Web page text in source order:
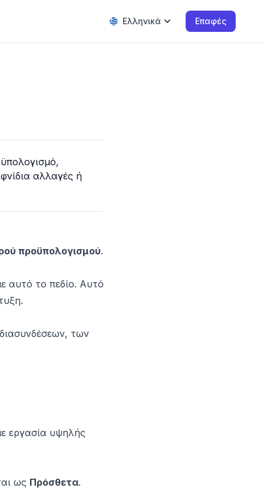
Ελληνικά Επαφές
αλλαγές ή
προϋπολογισμού.
αυτό το πεδίο. Αυτό
των
εργασία υψηλής
ως Πρόσθετα.